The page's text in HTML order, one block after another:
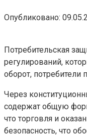
Опубликовано:
Потребительская
регулирований,
оборот,
Через
содержат общую
что торговля и
безопасность, что